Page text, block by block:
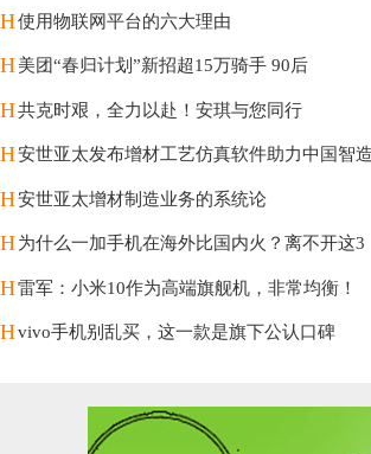
H使用物联网平台的六大理由
H美团“春归计划”新招超15万骑手 90后
H共克时艰，全力以赴！安琪与您同行
H安世亚太发布增材工艺仿真软件助力中国智造
H安世亚太增材制造业务的系统论
H为什么一加手机在海外比国内火？离不开这3
H雷军：小米10作为高端旗舰机，非常均衡！
Hvivo手机别乱买，这一款是旗下公认口碑